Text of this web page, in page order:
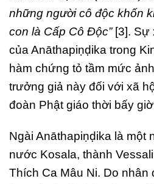
những người cô độc khốn
con là Cấp Cô Độc”[3]. Sự
của Anāthapiṇḍika trong
hàm chứng tỏ tầm mức
trưởng giả này đối với xã
đoàn Phật giáo thời bấy
Ngài Anāthapiṇḍika là một
nước Kosala, thành
Thích Ca Mâu Ni. Do nhân